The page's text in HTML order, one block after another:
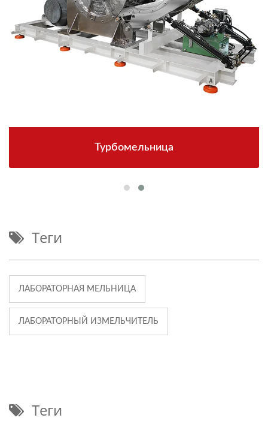
Турбомельница
Теги
ЛАБОРАТОРНАЯ МЕЛЬНИЦА
ЛАБОРАТОРНЫЙ ИЗМЕЛЬЧИТЕЛЬ
Теги